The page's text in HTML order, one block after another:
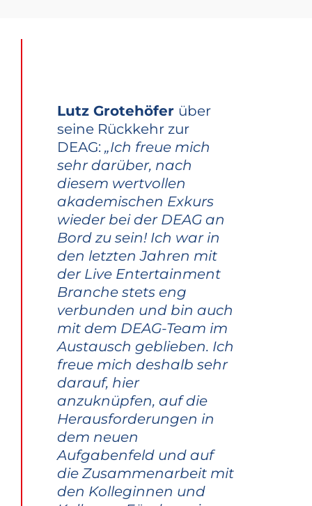
Lutz Grotehöfer über
seine Rückkehr zur
DEAG: „Ich freue mich
sehr darüber, nach
diesem wertvollen
akademischen Exkurs
wieder bei der DEAG an
Bord zu sein! Ich war in
den letzten Jahren mit
der Live Entertainment
Branche stets eng
verbunden und bin auch
mit dem DEAG-Team im
Austausch geblieben. Ich
freue mich deshalb sehr
darauf, hier
anzuknüpfen, auf die
Herausforderungen in
dem neuen
Aufgabenfeld und auf
die Zusammenarbeit mit
den Kolleginnen und